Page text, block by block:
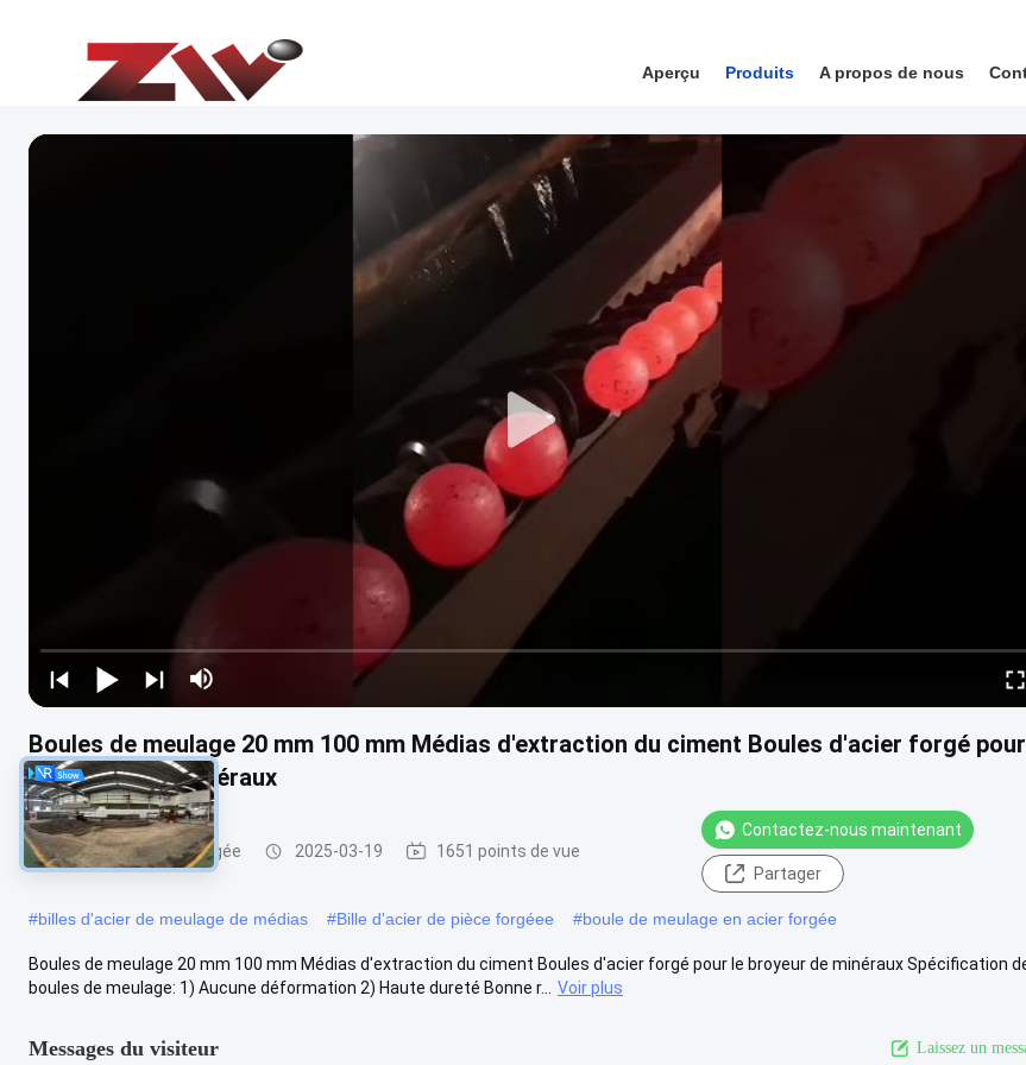
Aperçu Produits A propos de nous
Boules de meulage 20 mm 100 mm Médias d'extraction du ciment Boules d'acier forgé pour
le broyeur de minéraux
boule de meulage forgée 2025-03-19 1651 points de vue
Contactez-nous maintenant
Partager
#billes d'acier de meulage de médias #Bille d'acier de pièce forgéee #boule de meulage en acier forgée
Boules de meulage 20 mm 100 mm Médias d'extraction du ciment Boules d'acier forgé pour le broyeur de minéraux Spécification
boules de meulage: 1) Aucune déformation 2) Haute dureté Bonne r...
Voir plus
Messages du visiteur Laissez un